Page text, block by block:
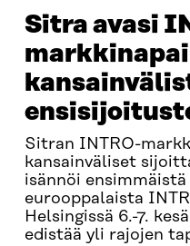
Sitra avasi
Sitran INTRO-
kansainväliset
isännöi
eurooppalaista
Helsingissä 6.-7.
edistää yli rajojen